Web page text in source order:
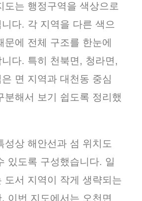
도는 행정구역을 색상으로
다. 각 지역을 다른 색으
문에 전체 구조를 한눈에
다. 특히 천북면, 청라면,
면 지역과 대천동 중심
분해서 보기 쉽도록 정리했
성상 해안선과 섬 위치도
있도록 구성했습니다. 일
도서 지역이 작게 생략되는
이번 지도에서는 오천면